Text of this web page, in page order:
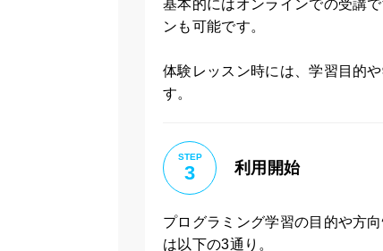
基本的にはオンラインでの受講
ンも可能です。
体験レッスン時には、学習目的
す。
STEP
3 利用開始
プログラミング学習の目的や方
は以下の3通り。